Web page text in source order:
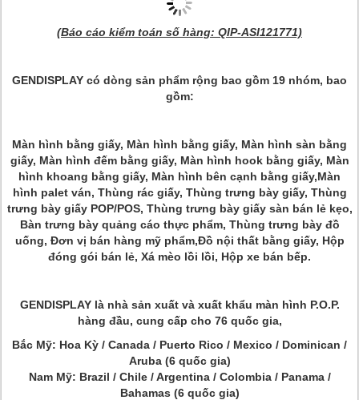
(Báo cáo kiểm toán số hàng: QIP-ASI121771)
GENDISPLAY có dòng sản phẩm rộng bao gồm 19 nhóm, bao
gồm:
Màn hình bằng giấy, Màn hình bằng giấy, Màn hình sàn bằng
giấy, Màn hình đếm bằng giấy, Màn hình hook bằng giấy, Màn
hình khoang bằng giấy, Màn hình bên cạnh bằng giấy,Màn
hình palet ván, Thùng rác giấy, Thùng trưng bày giấy, Thùng
trưng bày giấy POP/POS, Thùng trưng bày giấy sàn bán lẻ kẹo,
Bàn trưng bày quảng cáo thực phẩm, Thùng trưng bày đồ
uống, Đơn vị bán hàng mỹ phẩm,Đồ nội thất bằng giấy, Hộp
đóng gói bán lẻ, Xá mèo lồi lồi, Hộp xe bán bếp.
GENDISPLAY là nhà sản xuất và xuất khẩu màn hình P.O.P.
hàng đầu, cung cấp cho 76 quốc gia,
Bắc Mỹ: Hoa Kỳ / Canada / Puerto Rico / Mexico / Dominican /
Aruba (6 quốc gia)
Nam Mỹ: Brazil / Chile / Argentina / Colombia / Panama /
Bahamas (6 quốc gia)